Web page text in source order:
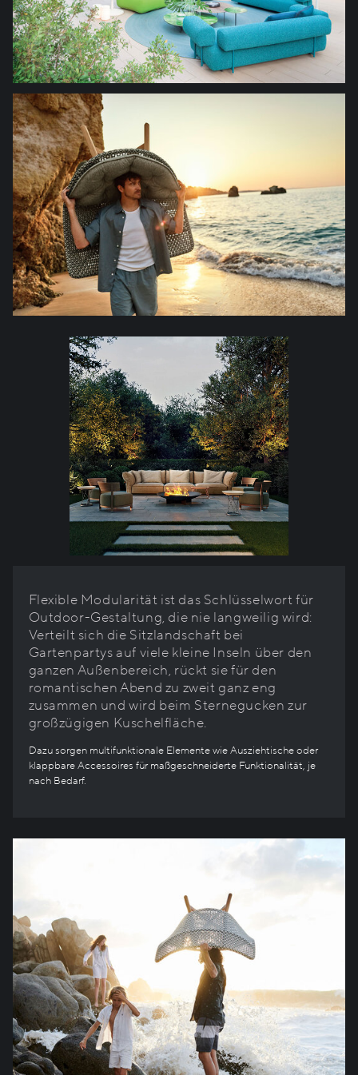
Flexible Modularität ist das Schlüsselwort für
Outdoor-Gestaltung, die nie langweilig wird:
Verteilt sich die Sitzlandschaft bei
Gartenpartys auf viele kleine Inseln über den
ganzen Außenbereich, rückt sie für den
romantischen Abend zu zweit ganz eng
zusammen und wird beim Sternegucken zur
großzügigen Kuschelfläche.
Dazu sorgen multifunktionale Elemente wie Ausziehtische oder
klappbare Accessoires für maßgeschneiderte Funktionalität, je
nach Bedarf.